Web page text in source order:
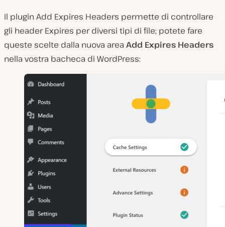
Il plugin Add Expires Headers permette di controllare
gli header Expires per diversi tipi di file; potete fare
queste scelte dalla nuova area Add Expires Headers
nella vostra bacheca di WordPress: